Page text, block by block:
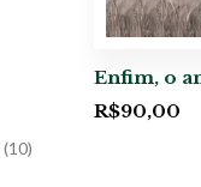
(10)
Enfim, o
R$90,00